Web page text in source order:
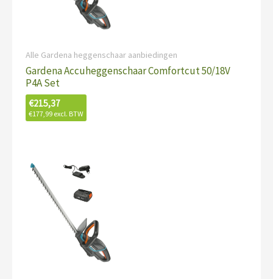
Alle Gardena heggenschaar aanbiedingen
Gardena Accuheggenschaar Comfortcut 50/18V
P4A Set
€215,37
€177,99 excl. BTW